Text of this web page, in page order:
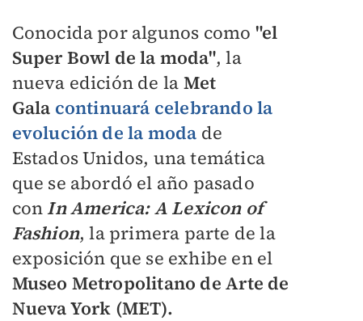
Conocida por algunos como "el
Super Bowl de la moda", la
nueva edición de la Met
Gala continuará celebrando la
evolución de la moda de
Estados Unidos, una temática
que se abordó el año pasado
con In America: A Lexicon of
Fashion, la primera parte de la
exposición que se exhibe en el
Museo Metropolitano de Arte de
Nueva York (MET).